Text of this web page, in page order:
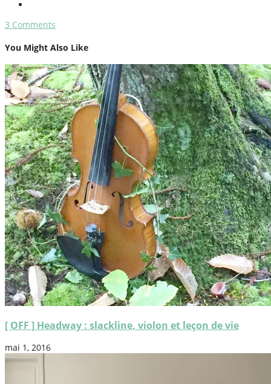
3 Comments
You Might Also Like
[ OFF ] Headway : slackline, violon et leçon de vie
mai 1, 2016